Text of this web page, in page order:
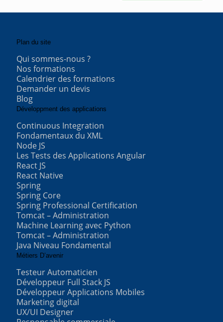
Plan du site
Qui sommes-nous ?
Nos formations
Calendrier des formations
Demander un devis
Blog
Développment des applications
Continuous Integration
Fondamentaux du XML
Node JS
Les Tests des Applications Angular
React JS
React Native
Spring
Spring Core
Spring Professional Certification
Tomcat – Administration
Machine Learning avec Python
Tomcat – Administration
Java Niveau Fondamental
Métiers D’avenir
Testeur Automaticien
Développeur Full Stack JS
Développeur Applications Mobiles
Marketing digital
UX/UI Designer